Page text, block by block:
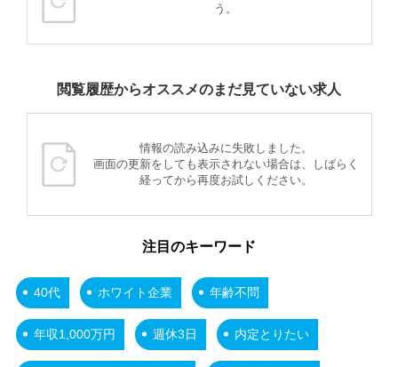
う。
閲覧履歴からオススメのまだ見ていない求人
情報の読み込みに失敗しました。
画面の更新をしても表示されない場合は、しばらく
経ってから再度お試しください。
注目のキーワード
40代 ホワイト企業 年齢不問
年収1,000万円 週休3日 内定とりたい